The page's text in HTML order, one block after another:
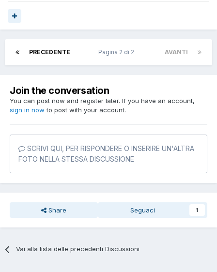
PRECEDENTE AVANTI
Pagina 2 di 2
Join the conversation
You can post now and register later. If you have an account,
sign in now to post with your account.
SCRIVI QUI, PER RISPONDERE O INSERIRE UN'ALTRA
FOTO NELLA STESSA DISCUSSIONE
Share Seguaci 1
Vai alla lista delle precedenti Discussioni